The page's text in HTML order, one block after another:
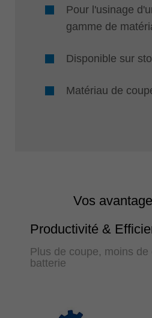
Pour l'usinage
gamme de
Disponible sur
Matériau de
Vos
Productivité &
Plus de coupe, moins
batterie